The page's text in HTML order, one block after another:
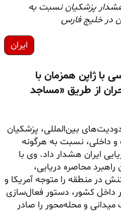
پزشکیان نسبت به
در خلیج فارس
ایران
با ژاپن همزمان با
از طریق «مساجد
بین‌المللی، پزشکیان
و داخلی، نسبت به هرگونه
ایران هشدار داد. وی با
محاصره دریایی،
در منطقه را متوجه آمریکا و
داخل کشور، دستور فعال‌سازی
و محله‌محور را صادر